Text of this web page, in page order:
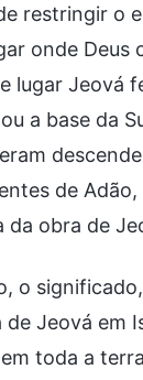
restringir o
onde Deus
lugar Jeová
a base da
de
da obra de
o
de Jeová em
toda a